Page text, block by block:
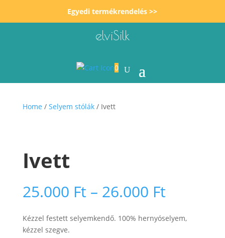
Egyedi termékrendelés >>
elviSilk
0
Home / Selyem stólák/ Ivett
Ivett
25.000 Ft – 26.000 Ft
25.000
-
26.000
Kézzel festett selyemkendő. 100% hernyóselyem,
kézzel szegve.